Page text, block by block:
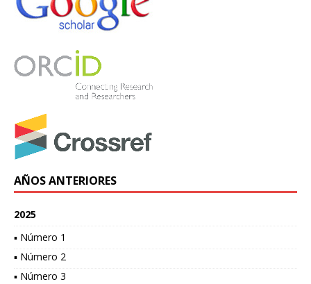
AÑOS ANTERIORES
2025
▪ Número 1
▪ Número 2
▪ Número 3